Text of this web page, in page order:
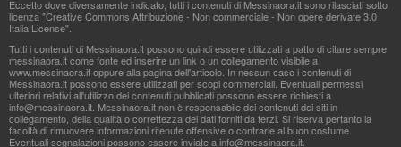
Eccetto dove diversamente indicato, tutti i contenuti di Messinaora.it sono rilasciati sotto
licenza "Creative Commons Attribuzione - Non commerciale - Non opere derivate 3.0
Italia License".
Tutti i contenuti di Messinaora.it possono quindi essere utilizzati a patto di citare sempre
messinaora.it come fonte ed inserire un link o un collegamento visibile a
www.messinaora.it oppure alla pagina dell'articolo. In nessun caso i contenuti di
Messinaora.it possono essere utilizzati per scopi commerciali. Eventuali permessi
ulteriori relativi all'utilizzo dei contenuti pubblicati possono essere richiesti a
info@messinaora.it . Messinaora.it non è responsabile dei contenuti dei siti in
collegamento, della qualità o correttezza dei dati forniti da terzi. Si riserva pertanto la
facoltà di rimuovere informazioni ritenute offensive o contrarie al buon costume.
Eventuali segnalazioni possono essere inviate ainfo@messinaora.it